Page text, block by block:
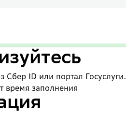
Сбер ID или портал Госуслуги.
время заполнения